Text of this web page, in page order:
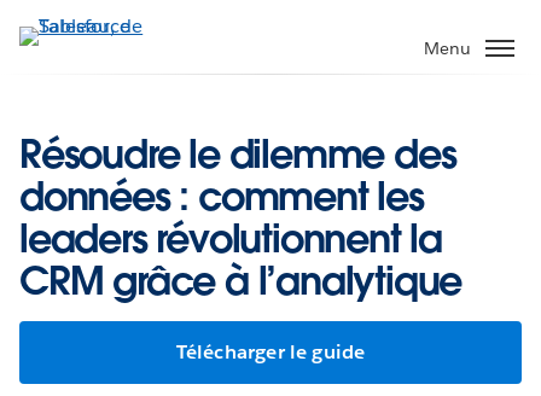
Aller
au
Menu
Résoudre le dilemme des
données : comment les
leaders révolutionnent la
CRM grâce à l’analytique
Télécharger le guide